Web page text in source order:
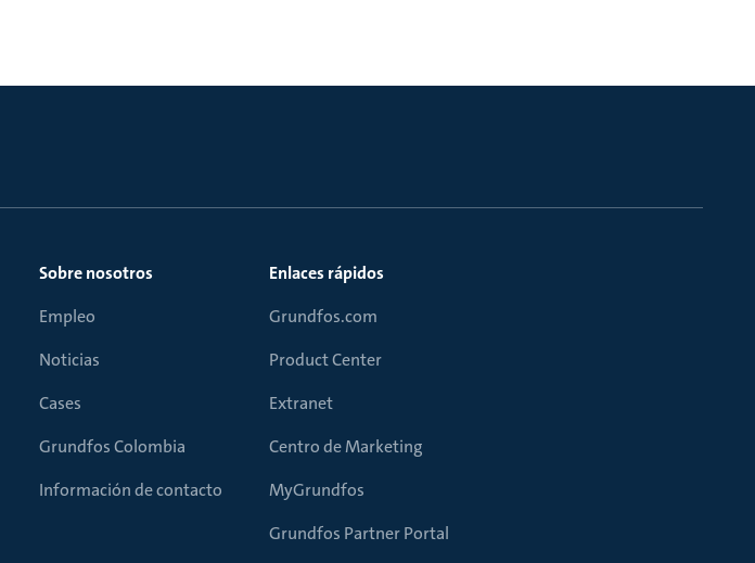
Sobre nosotros
Empleo
Noticias
Cases
Grundfos Colombia
Información de contacto
Enlaces rápidos
Grundfos.com
Product Center
Extranet
Centro de Marketing
MyGrundfos
Grundfos Partner Portal